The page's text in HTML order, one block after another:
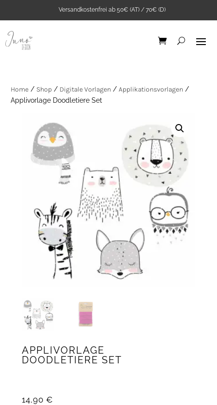
Versandkostenfrei ab 50€ (AT) / 70€ (D)
Home / Shop / Digitale Vorlagen /Applikationsvorlagen /
Applivorlage Doodletiere Set
APPLIVORLAGE
DOODLETIERE SET
14,90 €